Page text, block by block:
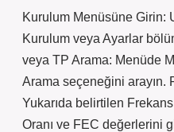
Kurulum Menüsüne Girin:
Kurulum veya Ayarlar
veya TP Arama: Menüde
Arama seçeneğini arayın.
Yukarıda belirtilen
Oranı ve FEC değerlerini